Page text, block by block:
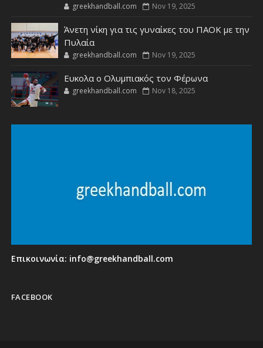
greekhandball.com Nov 19, 2025
Άνετη νίκη για τις γυναίκες του ΠΑΟΚ με την
Πυλαία
greekhandball.com Nov 19, 2025
Ευκολα ο Ολυμπιακός τον Φέρωνα
greekhandball.com Nov 18, 2025
Επικοινωνία: info@greekhandball.com
FACEBOOK